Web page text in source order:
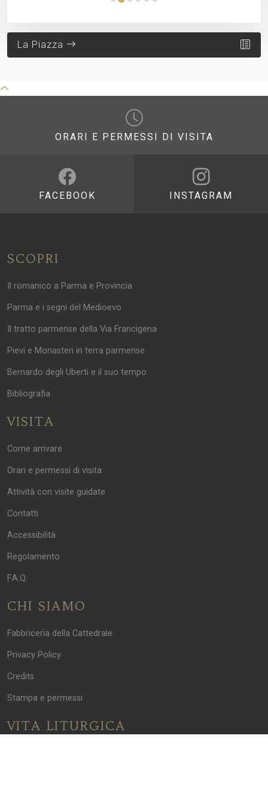
La Piazza
ORARI E PERMESSI DI VISITA
FACEBOOK INSTAGRAM
SCOPRI
Il romanico a Parma e Provincia
Parma e i segni del Medioevo
Il tratto parmense della Via Francigena
Pievi e Monasteri in terra parmense
Bernardo degli Uberti e il suo tempo
Bibliografia
VISITA
Come arrivare
Orari e permessi di visita
Attività con visite guidate
Contatti
Accessibilità
Regolamento
F.A.Q.
CHI SIAMO
Fabbriceria della Cattedrale
Privacy Policy
Credits
Stampa e permessi
VITA LITURGICA